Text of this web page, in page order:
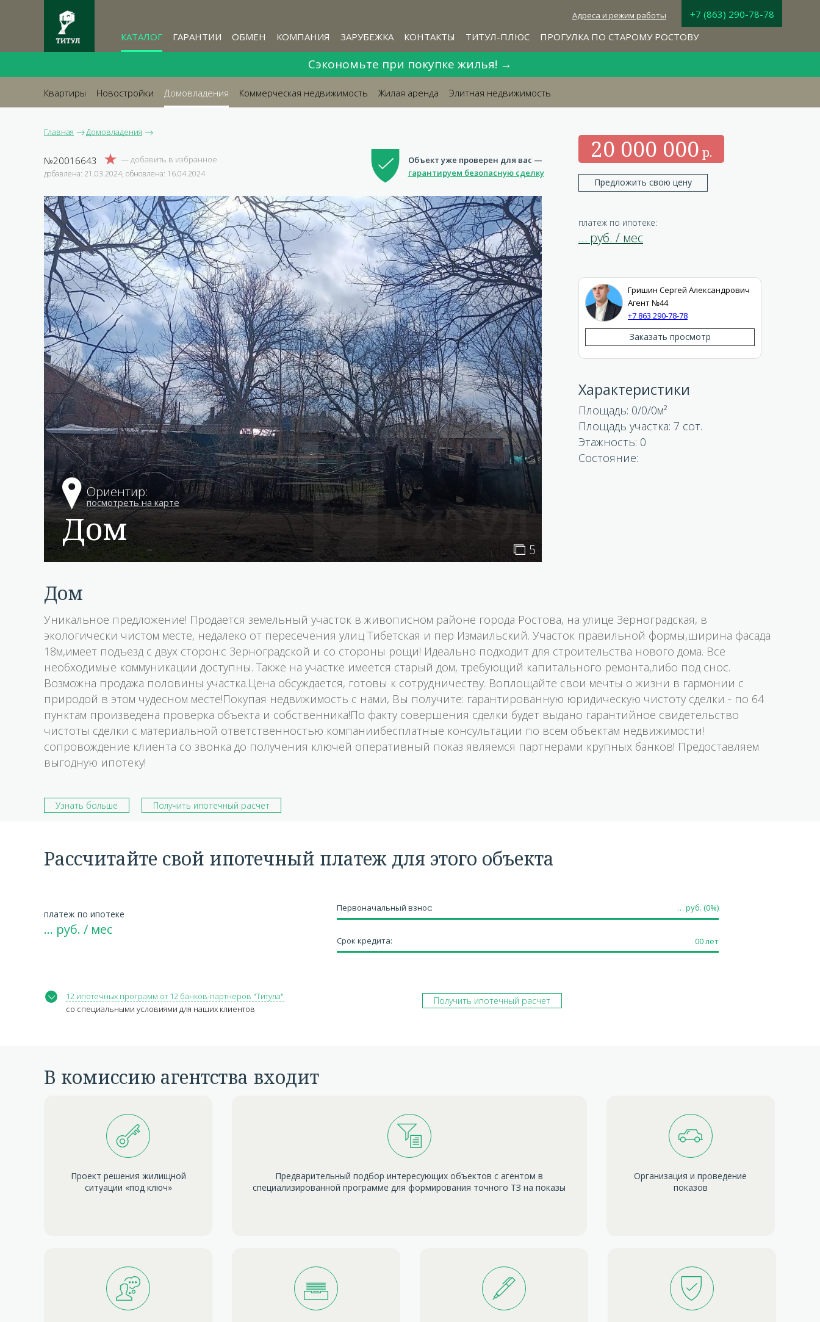
КАТАЛОГ ГАРАНТИИ ОБМЕН КОМПАНИЯ ЗАРУБЕЖКА КОНТАКТЫ ТИТУЛ-ПЛЮС ПРОГУЛКА ПО СТАРОМУ РОСТОВУ
+7 (863) 290-78-78
Адреса и режим работы
Сэкономьте при покупке жилья! →
Квартиры Новостройки Домовладения Коммерческая недвижимость Жилая аренда Элитная недвижимость
Главная Домовладения
№20016643
добавлена: 21.03.2024, обновлена: 16.04.2024
5
Ориентир:
дом
20 000 000
Предложить свою цену
платеж по ипотеке:
… руб. / мес

Объект уже проверен для вас —
гарантируем безопасную сделку
Гришин Сергей Александрович
Агент №44
+7 863 290-78-78
Заказать просмотр
Характеристики
Площадь: 0/0/0
Площадь участка: 7 сот.
Этажность: 0
Состояние:
дом
Уникальное предложение! Продается земельный участок в живописном районе города Ростова, на улице Зерноградская, в
экологически чистом месте, недалеко от пересечения улиц Тибетская и пер Измаильский. Участок правильной формы,ширина фасада
18м,имеет подъезд с двух сторон:с Зерноградской и со стороны рощи! Идеально подходит для строительства нового дома. Все
необходимые коммуникации доступны. Также на участке имеется старый дом, требующий капитального ремонта,либо под снос.
Возможна продажа половины участка.Цена обсуждается, готовы к сотрудничеству. Воплощайте свои мечты о жизни в гармонии с
природой в этом чудесном месте!Покупая недвижимость с нами, Вы получите: гарантированную юридическую чистоту сделки - по 64
пунктам произведена проверка объекта и собственника!По факту совершения сделки будет выдано гарантийное свидетельство
чистоты сделки с материальной ответственностью компаниибесплатные консультации по всем объектам недвижимости!
сопровождение клиента со звонка до получения ключей оперативный показ являемся партнерами крупных банков! Предоставляем
выгодную ипотеку!
Узнать больше Получить ипотечный расчет
Рассчитайте свой ипотечный платеж для этого объекта
платеж по ипотеке
… руб. / мес
Первоначальный взнос: … руб. (0%)
Срок кредита: 00лет
12 ипотечных программ от 12 банков-партнеров "Титула"
со специальными условиями для наших клиентов
Получить ипотечный расчет
В комиссию агентства входит
Проект решения жилищной
ситуации «под ключ»
Предварительный подбор интересующих объектов с агентом в
специализированной программе для формирования точного ТЗ на показы
Организация и проведение
показов